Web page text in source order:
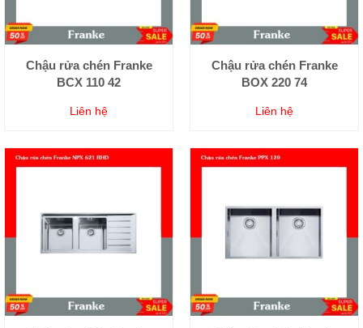
Chậu rửa chén Franke
BCX 110 42
Liên hệ
Chậu rửa chén Franke
BOX 220 74
Liên hệ